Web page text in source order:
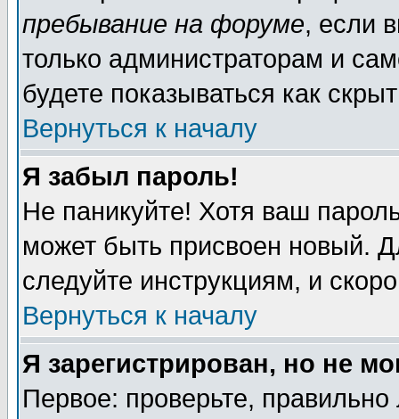
пребывание на форуме, если
только администраторам и
будете показываться как
Вернуться к началу
Я забыл пароль!
Не паникуйте! Хотя ваш
может быть присвоен новый.
следуйте инструкциям, и
Вернуться к началу
Я зарегистрирован, но не
Первое: проверьте,